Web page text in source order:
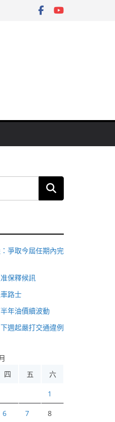
爭取今屆任期內完
保釋候訊
路士
年油價續波動
週起嚴打交通違例
四 五 六
1
6 7 8